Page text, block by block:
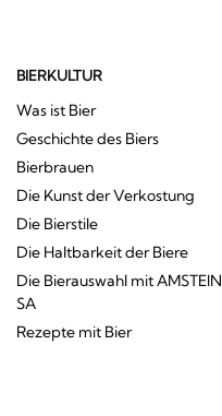
BIERKULTUR
Was ist Bier
Geschichte des Biers
Bierbrauen
Die Kunst der Verkostung
Die Bierstile
Die Haltbarkeit der Biere
Die Bierauswahl mit AMSTEIN
SA
Rezepte mit Bier